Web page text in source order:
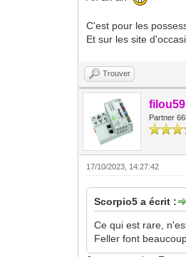
C'est pour les
Et sur les site
Trouver
filou59
Partner
17/10/2023, 14:27:42
Scorpio5 a écrit :
Ce qui est rare,
Feller font